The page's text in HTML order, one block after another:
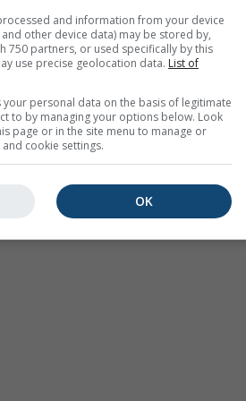
orange indiquent la foudre.
en Australie). Une bruine ou une
précipitationsest codée par
and information from your device
other device data) may be stored by,
750 partners, or used specifically by this
use precise geolocation data. List of
personal data on the basis of legitimate
to by managing your options below. Look
page or in the site menu to manage or
cookie settings.
OK